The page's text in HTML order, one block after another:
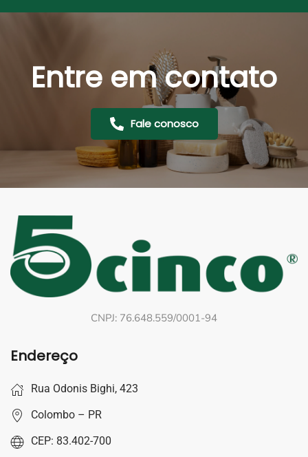
Entre em contato
Fale conosco
CNPJ: 76.648.559/0001-94
Endereço
Rua Odonis Bighi, 423
Colombo – PR
CEP: 83.402-700